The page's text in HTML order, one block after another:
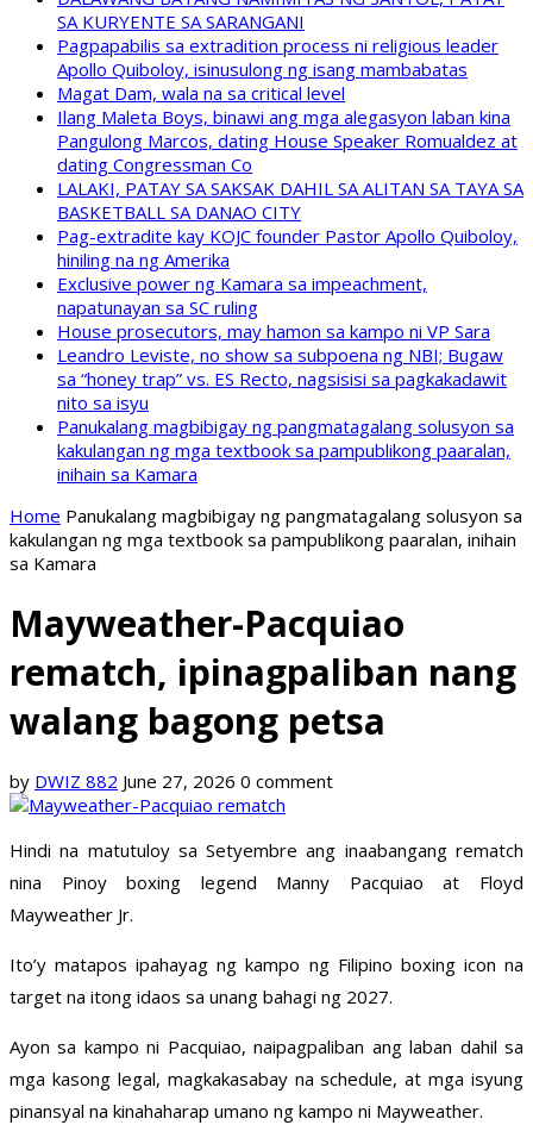
SA KURYENTE SA SARANGANI
Pagpapabilis sa extradition process ni religious leader
Apollo Quiboloy, isinusulong ng isang mambabatas
Magat Dam, wala na sa critical level
Ilang Maleta Boys, binawi ang mga alegasyon laban kina
Pangulong Marcos, dating House Speaker Romualdez at
dating Congressman Co
LALAKI, PATAY SA SAKSAK DAHIL SA ALITAN SA TAYA SA
BASKETBALL SA DANAO CITY
Pag-extradite kay KOJC founder Pastor Apollo Quiboloy,
hiniling na ng Amerika
Exclusive power ng Kamara sa impeachment,
napatunayan sa SC ruling
House prosecutors, may hamon sa kampo ni VP Sara
Leandro Leviste, no show sa subpoena ng NBI; Bugaw
sa “honey trap” vs. ES Recto, nagsisisi sa pagkakadawit
nito sa isyu
Panukalang magbibigay ng pangmatagalang solusyon sa
kakulangan ng mga textbook sa pampublikong paaralan,
inihain sa Kamara
Home Panukalang magbibigay ng pangmatagalang solusyon sa
kakulangan ng mga textbook sa pampublikong paaralan, inihain
sa Kamara
Mayweather-Pacquiao
rematch, ipinagpaliban nang
walang bagong petsa
by DWIZ 882 June 27, 2026 0 comment
Hindi na matutuloy sa Setyembre ang inaabangang rematch
nina Pinoy boxing legend Manny Pacquiao at Floyd
Mayweather Jr.
Ito’y matapos ipahayag ng kampo ng Filipino boxing icon na
target na itong idaos sa unang bahagi ng 2027.
Ayon sa kampo ni Pacquiao, naipagpaliban ang laban dahil sa
mga kasong legal, magkakasabay na schedule, at mga isyung
pinansyal na kinahaharap umano ng kampo ni Mayweather.